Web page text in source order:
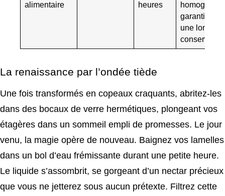
alimentaire
heures
homogène
garantissant
une longue
La renaissance par l’ondée tiède
Une fois transformés en copeaux craquants, abritez-les
dans des bocaux de verre hermétiques, plongeant vos
étagères dans un sommeil empli de promesses. Le jour
venu, la magie opère de nouveau. Baignez vos lamelles
dans un bol d’eau frémissante durant une petite heure.
Le liquide s’assombrit, se gorgeant d’un nectar précieux
que vous ne jetterez sous aucun prétexte. Filtrez cette